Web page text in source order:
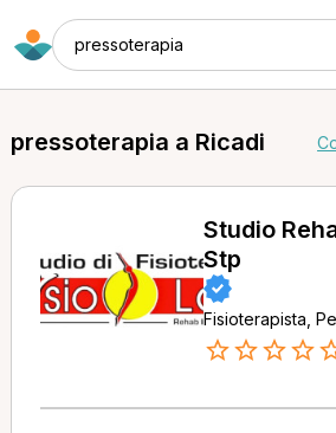
pressoterapia
pressoterapia a Ricadi
Studio
Stp
Fisioterapista,